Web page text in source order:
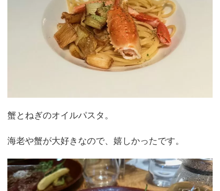
蟹とねぎのオイルパスタ。
海老や蟹が大好きなので、嬉しかったです。